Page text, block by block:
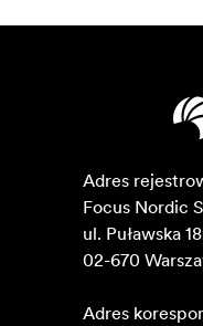
Adres
Focus Nordic
ul. Puławska
02-670
Adres